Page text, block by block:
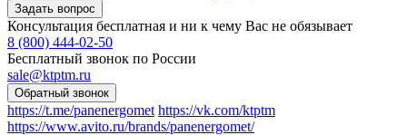
Консультация бесплатная и ни к чему Вас не обязывает
8 (800) 444-02-50
Бесплатный звонок по России
sale@ktptm.ru
https://t.me/panenergomet https://vk.com/ktptm
https://www.avito.ru/brands/panenergomet/